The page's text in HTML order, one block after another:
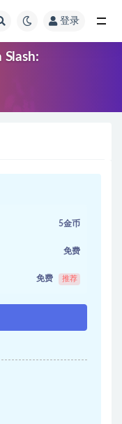
登录
5金币
免费
免费 推荐